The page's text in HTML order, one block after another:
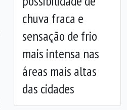
chuva fraca e
sensação de frio
mais intensa nas
áreas mais altas
das cidades